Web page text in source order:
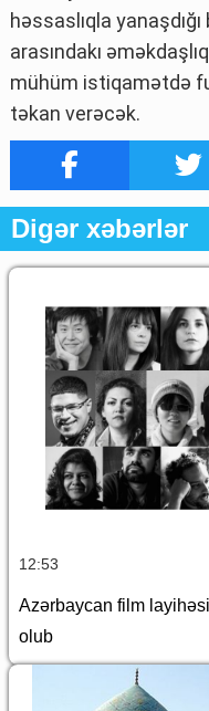
həssaslıqla
arasındakı
mühüm istiqamətdə
təkan verəcək.
Digər xəbərlər
12:53
Azərbaycan film
olub